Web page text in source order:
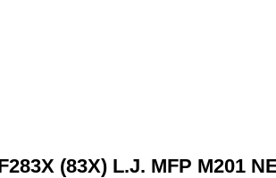
(83X) L.J. MFP M201